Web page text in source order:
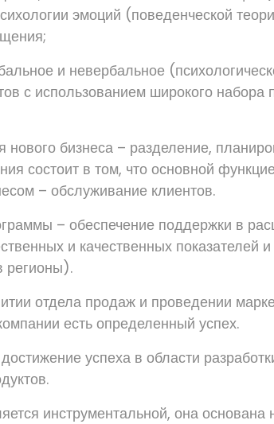
эмоций (поведенческой
и невербальное
с использованием широкого набора
нового бизнеса – разделение,
состоит в том, что основной
– обслуживание клиентов.
– обеспечение поддержки в
и качественных показателей
регионы).
отдела продаж и проведении
есть определенный успех.
успеха в области
инструментальной, она основана